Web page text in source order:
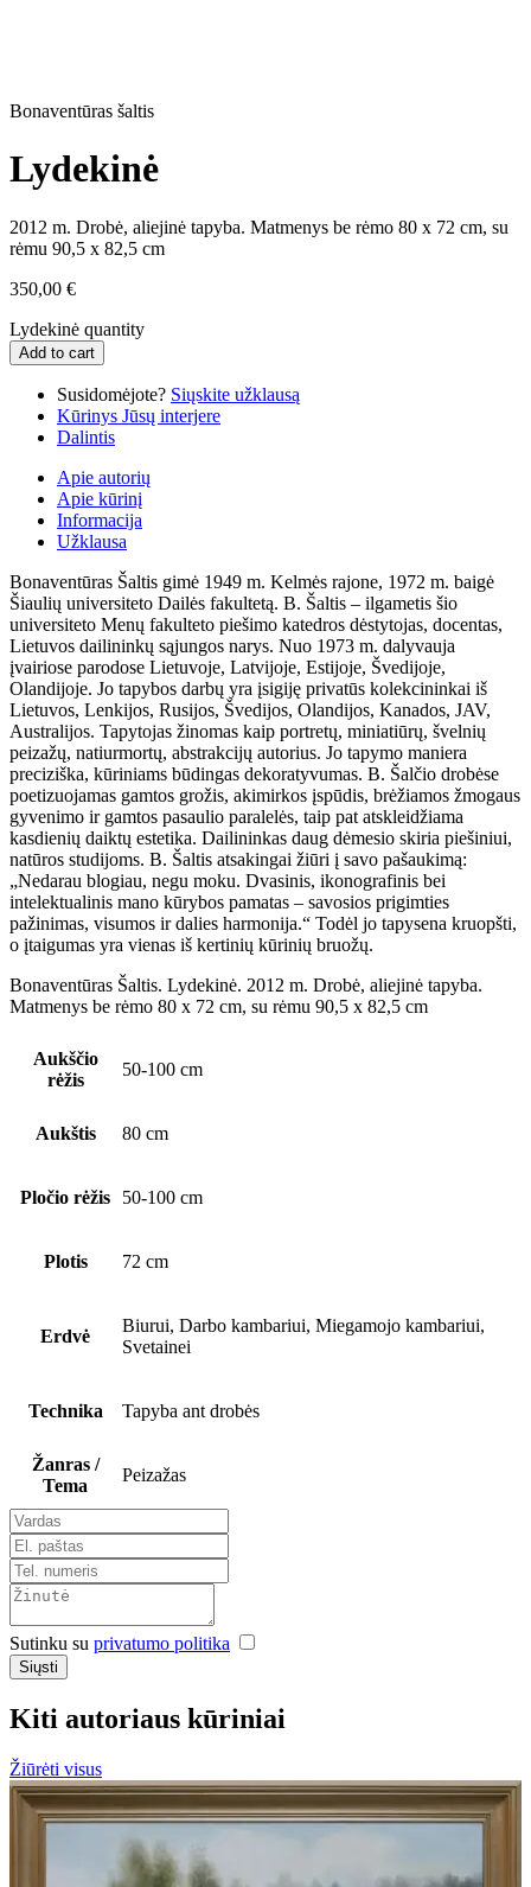
Bonaventūras šaltis
Lydekinė
2012 m. Drobė, aliejinė tapyba. Matmenys be rėmo 80 x 72 cm, su
rėmu 90,5 x 82,5 cm
350,00 €
Lydekinė quantity
Add to cart
Susidomėjote? Siųskite užklausą
Kūrinys Jūsų interjere
Dalintis
Apie autorių
Apie kūrinį
Informacija
Užklausa
Bonaventūras Šaltis gimė 1949 m. Kelmės rajone, 1972 m. baigė
Šiaulių universiteto Dailės fakultetą. B. Šaltis – ilgametis šio
universiteto Menų fakulteto piešimo katedros dėstytojas, docentas,
Lietuvos dailininkų sąjungos narys. Nuo 1973 m. dalyvauja
įvairiose parodose Lietuvoje, Latvijoje, Estijoje, Švedijoje,
Olandijoje. Jo tapybos darbų yra įsigiję privatūs kolekcininkai iš
Lietuvos, Lenkijos, Rusijos, Švedijos, Olandijos, Kanados, JAV,
Australijos. Tapytojas žinomas kaip portretų, miniatiūrų, švelnių
peizažų, natiurmortų, abstrakcijų autorius. Jo tapymo maniera
preciziška, kūriniams būdingas dekoratyvumas. B. Šalčio drobėse
poetizuojamas gamtos grožis, akimirkos įspūdis, brėžiamos žmogaus
gyvenimo ir gamtos pasaulio paralelės, taip pat atskleidžiama
kasdienių daiktų estetika. Dailininkas daug dėmesio skiria piešiniui,
natūros studijoms. B. Šaltis atsakingai žiūri į savo pašaukimą:
„Nedarau blogiau, negu moku. Dvasinis, ikonografinis bei
intelektualinis mano kūrybos pamatas – savosios prigimties
pažinimas, visumos ir dalies harmonija.“ Todėl jo tapysena kruopšti,
o įtaigumas yra vienas iš kertinių kūrinių bruožų.
Bonaventūras Šaltis. Lydekinė. 2012 m. Drobė, aliejinė tapyba.
Matmenys be rėmo 80 x 72 cm, su rėmu 90,5 x 82,5 cm
Aukščio
rėžis
50-100 cm
Aukštis 80 cm
Pločio rėžis 50-100 cm
Plotis 72 cm
Erdvė
Biurui, Darbo kambariui, Miegamojo kambariui,
Svetainei
Technika Tapyba ant drobės
Žanras /
Tema
Peizažas
Sutinku su privatumo politika
Siųsti
Kiti autoriaus kūriniai
Žiūrėti visus